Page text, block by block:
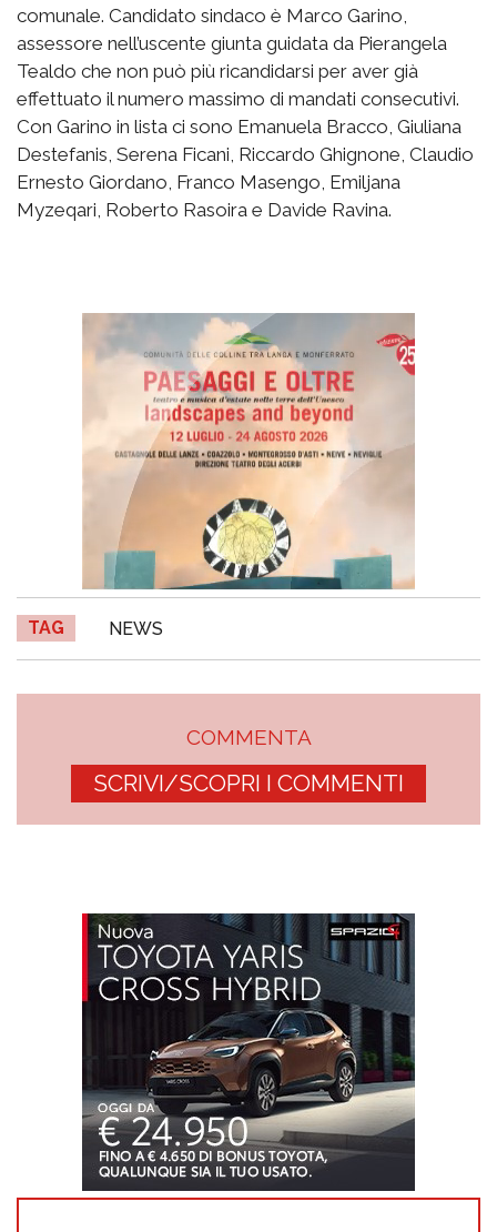
comunale. Candidato sindaco è Marco Garino,
assessore nell’uscente giunta guidata da Pierangela
Tealdo che non può più ricandidarsi per aver già
effettuato il numero massimo di mandati consecutivi.
Con Garino in lista ci sono Emanuela Bracco, Giuliana
Destefanis, Serena Ficani, Riccardo Ghignone, Claudio
Ernesto Giordano, Franco Masengo, Emiljana
Myzeqari, Roberto Rasoira e Davide Ravina.
TAG NEWS
COMMENTA
SCRIVI/SCOPRI I COMMENTI